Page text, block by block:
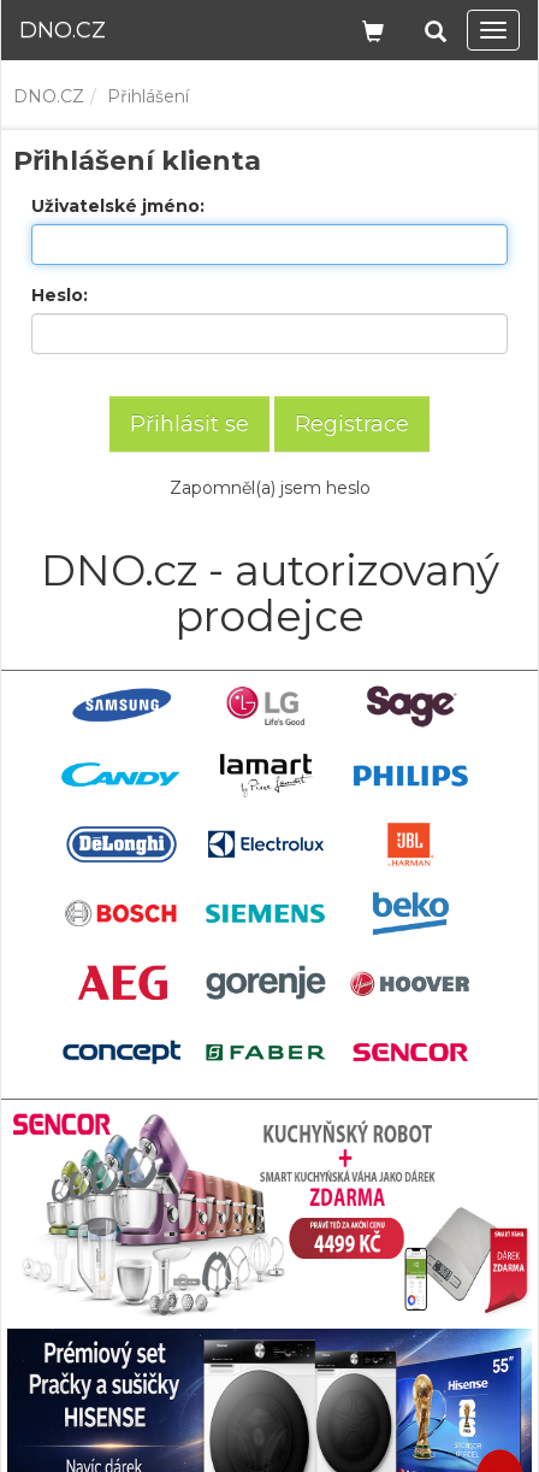
DNO.CZ
DNO.CZ Přihlášení
Přihlášení klienta
Uživatelské jméno:
Heslo:
Registrace
Zapomněl(a) jsem heslo
DNO.cz - autorizovaný
prodejce